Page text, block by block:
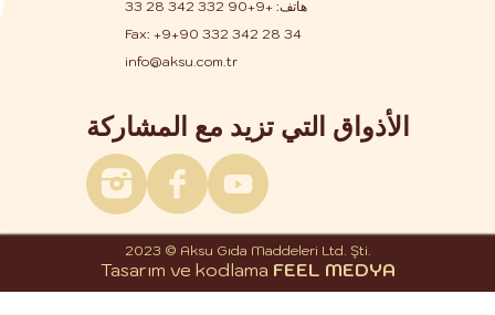
هاتف:+9+90 332 342 28 33
Fax: +9+90 332 342 28 34
info@aksu.com.tr
الأذواق التي تزيد مع المشاركة
2023 © Aksu Gıda Maddeleri Ltd. Şti.
Tasarım ve kodlama FEEL MEDYA